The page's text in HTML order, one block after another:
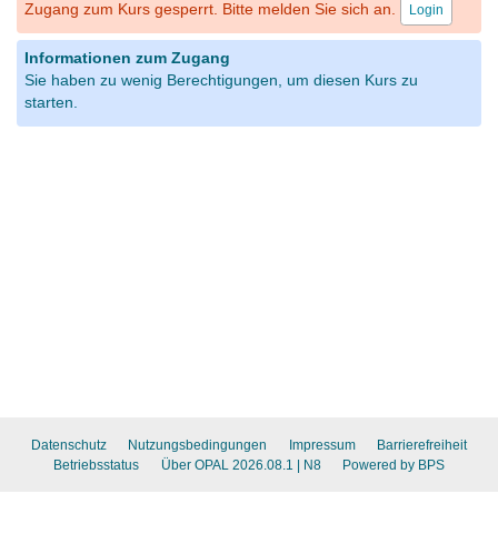
Zugang zum Kurs gesperrt. Bitte melden Sie sich an. Login
Informationen zum Zugang
Sie haben zu wenig Berechtigungen, um diesen Kurs zu
starten.
Datenschutz Nutzungsbedingungen Impressum
Barrierefreiheit
Betriebsstatus
Über OPAL 2026.08.1 | N8 Powered by BPS